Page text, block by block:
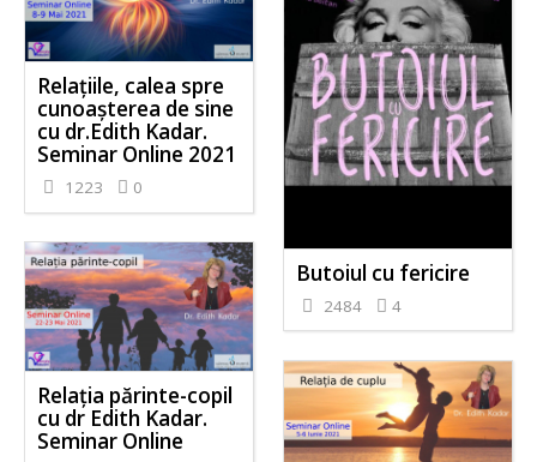
Butoiul cu fericire
2484 4
Relațiile, calea spre
cunoașterea de sine
cu dr.Edith Kadar.
Seminar Online 2021
1223 0
Relația părinte-copil
cu dr Edith Kadar.
Seminar Online